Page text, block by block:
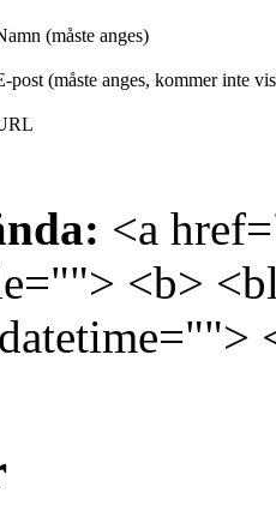
(måste anges)
post (måste anges, kommer inte
<a
<b>